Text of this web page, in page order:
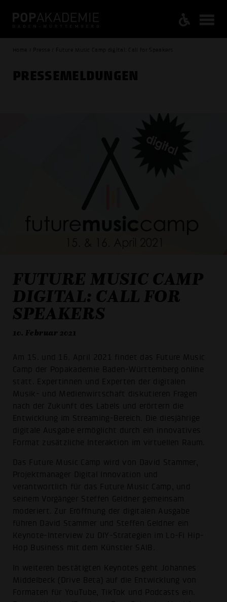
Home / Presse / Future Music Camp digital: Call for Speakers
PRESSE­MELDUNGEN
FUTURE MUSIC CAMP
DIGITAL: CALL FOR
SPEAKERS
10. Februar 2021
Am 15. und 16. April 2021 findet das Future Music
Camp der Popakademie Baden-Württemberg online
statt. Expertinnen und Experten der digitalen
Musik- und Medienwirtschaft diskutieren Fragen
nach der Zukunft des Labels und erörtern die
Entwicklung im Streaming-Bereich. Die diesjährige
digitale Ausgabe ermöglicht durch ein innovatives
Format zusätzliche Interaktion im virtuellen Raum.
Das Future Music Camp wird von David Stammer,
Projektmanager Digital Innovation und
verantwortlich für das Future Music Camp, und
seinem Vorgänger Steffen Geldner gemeinsam
moderiert. Zur Eröffnung der digitalen Ausgabe
führen David Stammer und Steffen Geldner ein
Keynote-Interview zu DIY-Strategien im Lo-Fi Hip-
Hop Business mit dem Künstler SAIB.
In weiteren bestätigten Keynotes geht Johannes
Middelbeck (Drive Beta) auf die Entwicklung von
Formaten für YouTube, TikTok und Podcasts ein.